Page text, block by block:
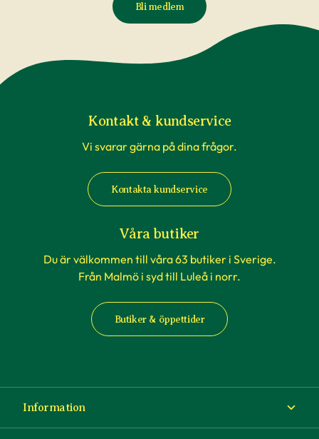
Bli medlem
Kontakt & kundservice
Vi svarar gärna på dina frågor.
Kontakta kundservice
Våra butiker
Du är välkommen till våra 63 butiker i Sverige.
Från Malmö i syd till Luleå i norr.
Butiker & öppettider
Information